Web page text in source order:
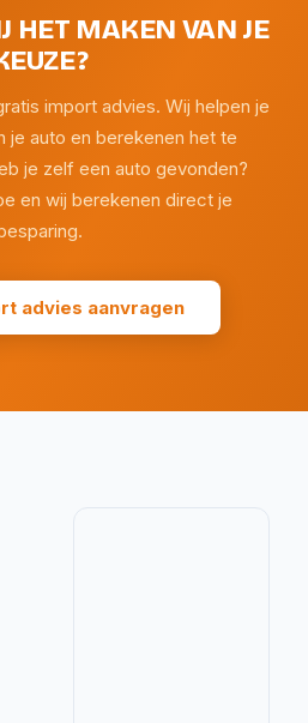
HET MAKEN VAN JE
import advies. Wij helpen je
je auto en berekenen het te
je zelf een auto gevonden?
en wij berekenen direct je
advies aanvragen